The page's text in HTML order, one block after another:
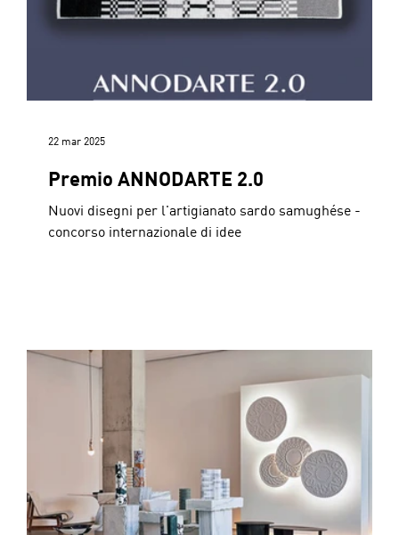
Premio ANNODARTE 2.0
Nuovi disegni per l'artigianato sardo samughése -
concorso internazionale di idee
22 mar 2025